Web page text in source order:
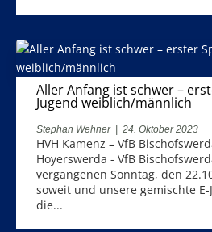
Aller Anfang ist schwer –
Jugend weiblich/männlich
Stephan Wehner 24. Oktober 2023
HVH Kamenz – VfB
Hoyerswerda - VfB
vergangenen Sonntag, den
soweit und unsere gemischte
die...